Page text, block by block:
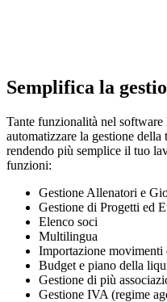
Semplifica la
Tante funzionalità nel
automatizzare la gestione
rendendo più semplice il tuo
funzioni:
Gestione Allenatori e
Gestione di Progetti ed
Elenco soci
Multilingua
Importazione movimenti
Budget e piano della
Gestione di più
Gestione IVA (regime